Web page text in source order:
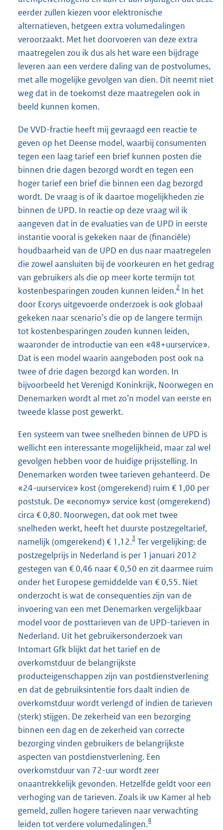
eerder zullen kiezen voor elektronische
alternatieven, hetgeen extra volumedalingen
veroorzaakt. Met het doorvoeren van deze extra
maatregelen zou ik dus als het ware een bijdrage
leveren aan een verdere daling van de postvolumes,
met alle mogelijke gevolgen van dien. Dit neemt niet
weg dat in de toekomst deze maatregelen ook in
beeld kunnen komen.
De VVD-fractie heeft mij gevraagd een reactie te
geven op het Deense model, waarbij consumenten
tegen een laag tarief een brief kunnen posten die
binnen drie dagen bezorgd wordt en tegen een
hoger tarief een brief die binnen een dag bezorgd
wordt. De vraag is of ik daartoe mogelijkheden zie
binnen de UPD. In reactie op deze vraag wil ik
aangeven dat in de evaluaties van de UPD in eerste
instantie vooral is gekeken naar de (financiële)
houdbaarheid van de UPD en dus naar maatregelen
die zowel aansluiten bij de voorkeuren en het gedrag
van gebruikers als die op meer korte termijn tot
kostenbesparingen zouden kunnen leiden.2 In het
door Ecorys uitgevoerde onderzoek is ook globaal
gekeken naar scenario’s die op de langere termijn
tot kostenbesparingen zouden kunnen leiden,
waaronder de introductie van een «48+uurservice».
Dat is een model waarin aangeboden post ook na
twee of drie dagen bezorgd kan worden. In
bijvoorbeeld het Verenigd Koninkrijk, Noorwegen en
Denemarken wordt al met zo’n model van eerste en
tweede klasse post gewerkt.
Een systeem van twee snelheden binnen de UPD is
wellicht een interessante mogelijkheid, maar zal wel
gevolgen hebben voor de huidige prijsstelling. In
Denemarken worden twee tarieven gehanteerd. De
«24-uurservice» kost (omgerekend) ruim € 1,00 per
poststuk. De «economy» service kost (omgerekend)
circa € 0,80. Noorwegen, dat ook met twee
snelheden werkt, heeft het duurste postzegeltarief,
namelijk (omgerekend) € 1,12.3 Ter vergelijking: de
postzegelprijs in Nederland is per 1 januari 2012
gestegen van € 0,46 naar € 0,50 en zit daarmee ruim
onder het Europese gemiddelde van € 0,55. Niet
onderzocht is wat de consequenties zijn van de
invoering van een met Denemarken vergelijkbaar
model voor de posttarieven van de UPD-tarieven in
Nederland. Uit het gebruikersonderzoek van
Intomart Gfk blijkt dat het tarief en de
overkomstduur de belangrijkste
producteigenschappen zijn van postdienstverlening
en dat de gebruiksintentie fors daalt indien de
overkomstduur wordt verlengd of indien de tarieven
(sterk) stijgen. De zekerheid van een bezorging
binnen een dag en de zekerheid van correcte
bezorging vinden gebruikers de belangrijkste
aspecten van postdienstverlening. Een
overkomstduur van 72-uur wordt zeer
onaantrekkelijk gevonden. Hetzelfde geldt voor een
verhoging van de tarieven. Zoals ik uw Kamer al heb
gemeld, zullen hogere tarieven naar verwachting
leiden tot verdere volumedalingen.4